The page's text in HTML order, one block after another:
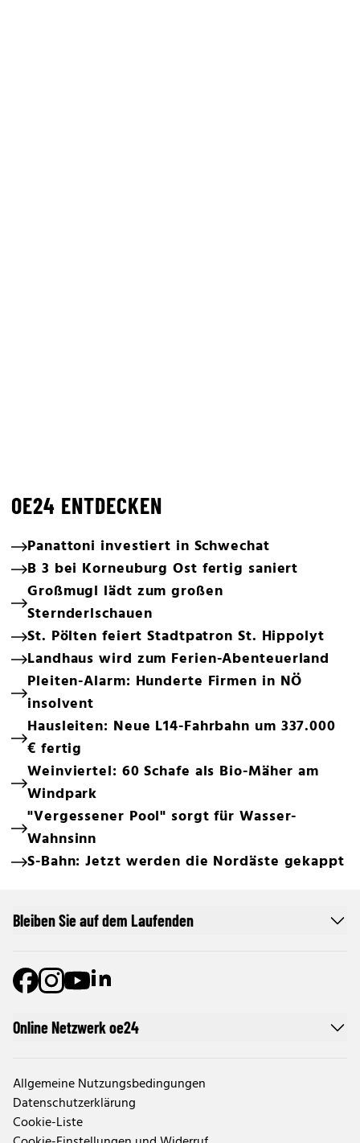
OE24 ENTDECKEN
Panattoni investiert in Schwechat
B 3 bei Korneuburg Ost fertig saniert
Großmugl lädt zum großen
Sternderlschauen
St. Pölten feiert Stadtpatron St. Hippolyt
Landhaus wird zum Ferien-Abenteuerland
Pleiten-Alarm: Hunderte Firmen in NÖ
insolvent
Hausleiten: Neue L14-Fahrbahn um 337.000
€ fertig
Weinviertel: 60 Schafe als Bio-Mäher am
Windpark
"Vergessener Pool" sorgt für Wasser-
Wahnsinn
S-Bahn: Jetzt werden die Nordäste gekappt
Online Netzwerk oe24
Allgemeine Nutzungsbedingungen
Datenschutzerklärung
Cookie-Liste
Bleiben Sie auf dem Laufenden